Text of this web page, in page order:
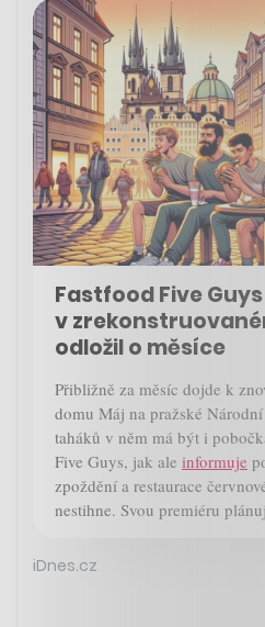
Fastfood Five
v
odložil o měsíce
Přibližně za měsíc dojde k
domu Máj na pražské
taháků v něm má být i
Five Guys, jak ale informuje
zpoždění a restaurace
nestihne. Svou premiéru
iDnes.cz